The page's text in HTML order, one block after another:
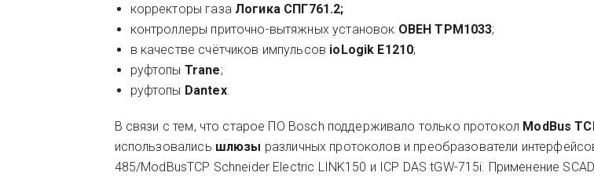
корректоры газа Логика СПГ761.2;
контроллеры приточно-вытяжных установок ОВЕН ТРМ1033;
в качестве счётчиков импульсов ioLogik E1210;
руфтопы Trane;
руфтопы Dantex.
В связи с тем, что старое ПО Bosch поддерживало только протокол ModBus
использовались шлюзы различных протоколов и преобразователи
485/ModBusTCP Schneider Electric LINK150 и ICP DAS tGW-715i. Применение